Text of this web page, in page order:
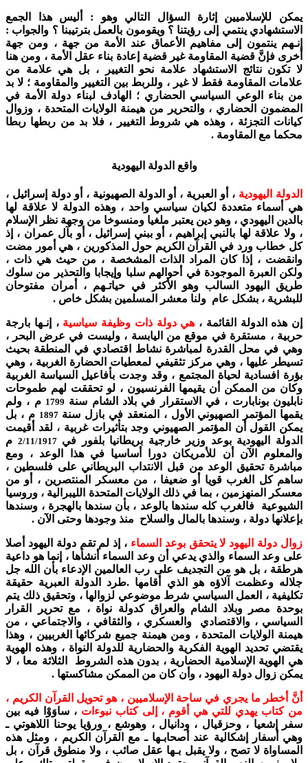
يمكن للإسلاميين إثارة السؤال التالي وهو : أليس هذا الجمع
الاستشهادي ينتمي إلى رؤيتنا ؟ ويقومون بالعمل بترتيبنا ؟ والجواب :
إنـهم ينتمون إلى مفاهيم الأعماق عند الأمة من جهة ، ومن جهة
أخرى فإنَّ قضية المقاومة غير قضية إعادة بناء عقل الأمة ، ومن هنا
لا تكون نتائج الاستشهاد علامة نحو التغيير ، بل هي علامة من
علامات المقاومة فقط لا غير ، وللربط بين التغيير والمقاومة ؛ لا بد
من بناء الوعي السياسي الحضاري ؛ الهادف لبناء دولة الأمة في
المضمون الحضاري ، والتحرير من هيمنة الولايات المتحدة ، وزوال
كيانات التجزئة ، وهذه هي شروط التغيير ، فلا بد من ربطها ربطا
محكما مع المقاومة .
واقع الدولة اليهودية
الدولة اليهودية ، أو العبرية ، أو الدولة الصهيونية ، أو دولة إسرائيل ،
هي أسماء متعددة لكيان سياسي واحد ، وهذه الدولة لا علاقة لها
بالدين اليهودي ، وهو دين يعتبر ملغيا ومنسوخا من وجهة نظر الإسلام
، ولا علاقة لها بالنبي إبراهيم ، أو ببني إسرائيل ، أو بآل عمران ، إذ
كل خطاب ورد في القرآن الكريم حول المذكورين ، هي أمور مضت
وانقضت ، إذا كان المراد الذات المشخصة ، من حيث هي ذات ،
ولكن العبرة الموجودة في أحوالهم سلبا وإيجابا والتحذير من سلوك
طريق اليهود السالب وهو الأكثر في حياتـهم ، أمران مفتوحان
للبشرية ، بشكل عام ولنا معشر المسلمين بشكل خاص .
إن هذه الدولة القائمة ، هي دولة ذات وظيفة سياسية، إنـها بارجة
حربية ، مستقرة في موقع من اليابسة ، وليست في عرض البحر ،
وهي في محل القدرة لمباشرة نشاط اقتصادي في المنطقة بحيث
تسيطر عليها ، وهي مركز تثقيفي لمعطيات الحضارة الغربية ، وهي
بؤرة افسادية لحياة المجتمع ، وقد وجدت بأفاعيل السياسة الغربية
وكان من الممكن أن يقيمها الفرنسيون ، لو تحققت لهم طموحات
نابليون بونابارت ، في الاستقرار في بلاد الشام سنة 1799 م ، ولم
يقمها المؤتمر الصهيوني الأول ، المنعقد في بازل سنة1897 م ، بل
يمكن القول أن المؤتمر الصهيوني وجد بتأثيرات غربية ، لقد أقيمت
الدولة اليهودية بوعد وزير خارجية بريطانيا بلفور في2/11/1917 م
والمعلوم الآن أن للأمريكان دورا أساسيا في هذا الوعد ، ومع
مباشرة تحقيق الوعد من قبل الانتداب البريطاني على فلسطين ،
ساهم كل الغرب قويا أو ضعيفا ، من معسكر المنتصرين ، أو من
معسكر المنهزمين ، بما في ذلك الولايات المتحدة الليبرالية ، وروسيا
الشيوعية فالغرب كله سندها بالوعد ، بأن سندها بالهجرة ، وسندها
بإعلانها دولة ، وسندها بالمال والسلاح منذ وجودها وحتى الآن .
زوال دولة اليهود لا يتحقق بوعد السماء ، إذ لم تقم دولة اليهود أصلا
على وعد السماء والذي يدعي أن وعد السماء أنشأها ، إنما هو داعية
هرطقة ، بل هو من التجديف على رب العالمين الإدعاء بأن الله جل
جلاله وعظمت آلاؤه هو الذي أقامها .طرد الدولة العبرية حقيقة
تكليفية ، العمل السياسي شرط موضوعي لزوالها ، وتحقيق ذلك يتم
بوحدة مصر وبلاد الشام والعراق كدولة نواة ، مع تحرير القرار
السياسي ، والاقتصادي والعسكري ، والثقافي ، والاجتماعي ، من
هيمنة الولايات المتحدة ، ومن هيمنة جميع شركائها الغربيين ، وهذا
يقتضي تحديد الهوية الفكرية والحضارية للدولة النواة ، وهذه الهوية
هي الهوية الإسلامية الحضارية ، بدون هذه الشروط الثلاثة معا ، لا
يمكن زوال دولة اليهود ، وأن كان من الممكن مشاكستها .
أنَّ أخطر ما يجري في ساحة الإسلاميين ، هو تحويل القرآن الكريم ،
من كتاب يهدي للتي هي أقوم ، إلى كتاب نبوءات ، ساوَوْا فيه بين
سفر إشعيا ، وحزقيال ، ودانيال ، وهوشع ، ورؤيا يوحنا اللاهوتي ـ
وهي أسفار إشكالية عند أصحابـها ـ مع القرآن الكريم ، ومثل هذه
المساواة لا تصح ، ولا يقبل بـها عقل صائب ، ولا منطوق قرآن ، بل